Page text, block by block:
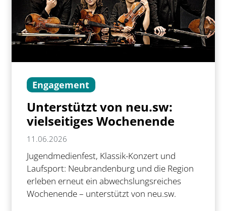
Engagement
Unterstützt von neu.sw:
vielseitiges Wochenende
11.06.2026
Jugendmedienfest, Klassik-Konzert und
Laufsport: Neubrandenburg und die Region
erleben erneut ein abwechslungsreiches
Wochenende – unterstützt von neu.sw.